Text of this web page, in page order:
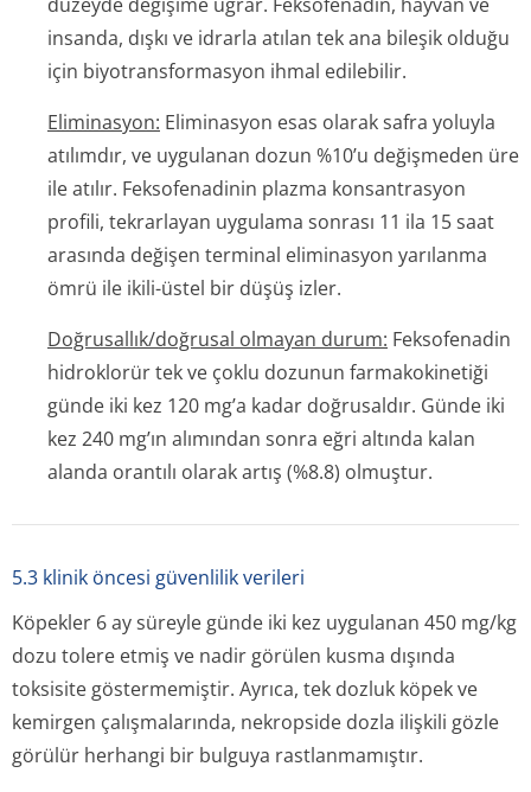
insanda, dışkı ve idrarla atılan tek ana bileşik olduğu
için biyotransformasyon ihmal edilebilir.
Eliminasyon: Eliminasyon esas olarak safra yoluyla
atılımdır, ve uygulanan dozun %10’u değişmeden üre
ile atılır. Feksofenadinin plazma konsantrasyon
profili, tekrarlayan uygulama sonrası 11 ila 15 saat
arasında değişen terminal eliminasyon yarılanma
ömrü ile ikili-üstel bir düşüş izler.
Doğrusallık/doğru­sal olmayan durum: Feksofenadin
hidroklorür tek ve çoklu dozunun farmakokinetiği
günde iki kez 120 mg’a kadar doğrusaldır. Günde iki
kez 240 mg’ın alımından sonra eğri altında kalan
alanda orantılı olarak artış (%8.8) olmuştur.
5.3 klinik öncesi güvenlilik verileri
Köpekler 6 ay süreyle günde iki kez uygulanan 450 mg/kg
dozu tolere etmiş ve nadir görülen kusma dışında
toksisite göstermemiştir. Ayrıca, tek dozluk köpek ve
kemirgen çalışmalarında, nekropside dozla ilişkili gözle
görülür herhangi bir bulguya rastlanmamıştır.